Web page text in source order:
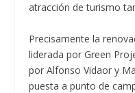
atracción de turismo
Precisamente la
liderada por Green
por Alfonso Vidaor y
puesta a punto de